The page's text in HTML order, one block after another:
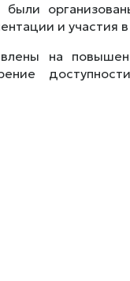
и участия
на